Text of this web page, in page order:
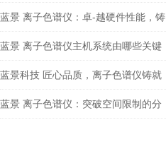
谱仪的痕量检测极限在哪里
蓝景 离子色谱仪：卓-越硬件性能，铸
就精准检测基石
蓝景 离子色谱仪主机系统由哪些关键
部分组成，有何独-特优势？
蓝景科技 匠心品质，离子色谱仪铸就
行业信赖之选
蓝景 离子色谱仪：突破空间限制的分